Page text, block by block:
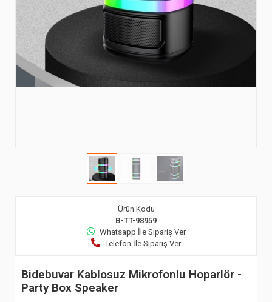
Ürün Kodu
B-TT-98959
Whatsapp İle Sipariş Ver
Telefon İle Sipariş Ver
Bidebuvar Kablosuz Mikrofonlu Hoparlör -
Party Box Speaker